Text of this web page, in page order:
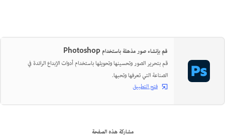
قم بإنشاء صور مذهلة باستخدام Photoshop
قم بتحرير الصور وتحسينها وتحويلها باستخدام أدوات الإبداع الرائدة في
الصناعة التي تعرفها وتحبها.
فتح التطبيق
مشاركة هذه الصفحة